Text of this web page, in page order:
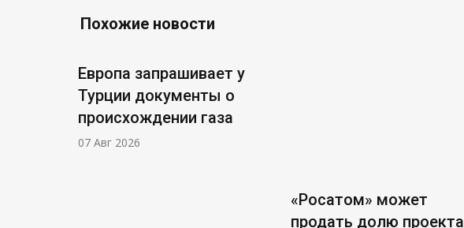
Похожие новости
Европа запрашивает у
Турции документы о
происхождении газа
07 Авг 2026
«Росатом» может
продать долю проекта